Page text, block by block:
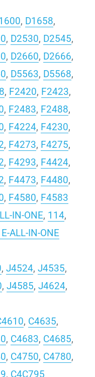
, D1658,
, D2530, D2545,
, D2660, D2666,
, D5563, D5568,
, F2420, F2423,
, F2483, F2488,
, F4224, F4230,
, F4273, F4275,
, F4293, F4424,
, F4473, F4480,
, F4580, F4583
IN-ONE, 114,
ALL-IN-ONE
, J4524, J4535,
, J4585, J4624,
, C4635,
, C4683, C4685,
, C4750, C4780,
, C4C795